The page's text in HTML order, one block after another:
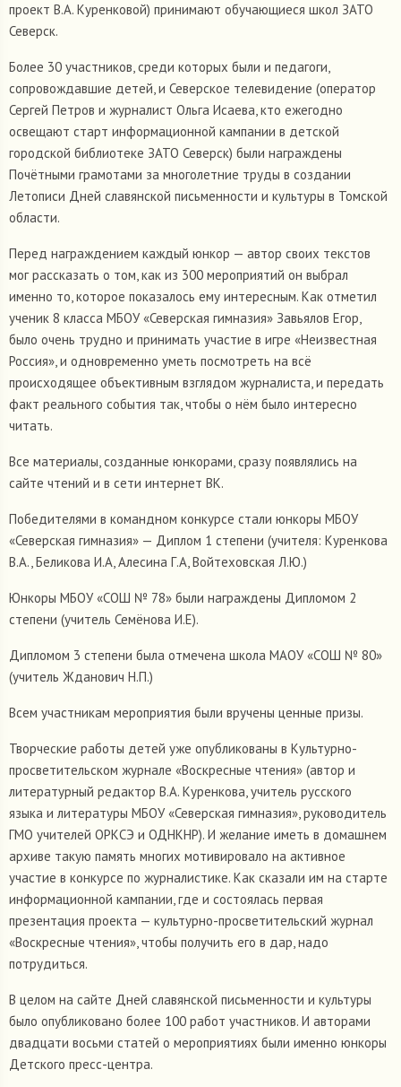
проект В.А. Куренковой) принимают обучающиеся школ ЗАТО
Северск.
Более 30 участников, среди которых были и педагоги,
сопровождавшие детей, и Северское телевидение (оператор
Сергей Петров и журналист Ольга Исаева, кто ежегодно
освещают старт информационной кампании в детской
городской библиотеке ЗАТО Северск) были награждены
Почётными грамотами за многолетние труды в создании
Летописи Дней славянской письменности и культуры в Томской
области.
Перед награждением каждый юнкор — автор своих текстов
мог рассказать о том, как из 300 мероприятий он выбрал
именно то, которое показалось ему интересным. Как отметил
ученик 8 класса МБОУ «Северская гимназия» Завьялов Егор,
было очень трудно и принимать участие в игре «Неизвестная
Россия», и одновременно уметь посмотреть на всё
происходящее объективным взглядом журналиста, и передать
факт реального события так, чтобы о нём было интересно
читать.
Все материалы, созданные юнкорами, сразу появлялись на
сайте чтений и в сети интернет ВК.
Победителями в командном конкурсе стали юнкоры МБОУ
«Северская гимназия» — Диплом 1 степени (учителя: Куренкова
В.А., Беликова И.А, Алесина Г.А, Войтеховская Л.Ю.)
Юнкоры МБОУ «СОШ № 78» были награждены Дипломом 2
степени (учитель Семёнова И.Е).
Дипломом 3 степени была отмечена школа МАОУ «СОШ № 80»
(учитель Жданович Н.П.)
Всем участникам мероприятия были вручены ценные призы.
Творческие работы детей уже опубликованы в Культурно-
просветительском журнале «Воскресные чтения» (автор и
литературный редактор В.А. Куренкова, учитель русского
языка и литературы МБОУ «Северская гимназия», руководитель
ГМО учителей ОРКСЭ и ОДНКНР). И желание иметь в домашнем
архиве такую память многих мотивировало на активное
участие в конкурсе по журналистике. Как сказали им на старте
информационной кампании, где и состоялась первая
презентация проекта — культурно-просветительский журнал
«Воскресные чтения», чтобы получить его в дар, надо
потрудиться.
В целом на сайте Дней славянской письменности и культуры
было опубликовано более 100 работ участников. И авторами
двадцати восьми статей о мероприятиях были именно юнкоры
Детского пресс-центра.